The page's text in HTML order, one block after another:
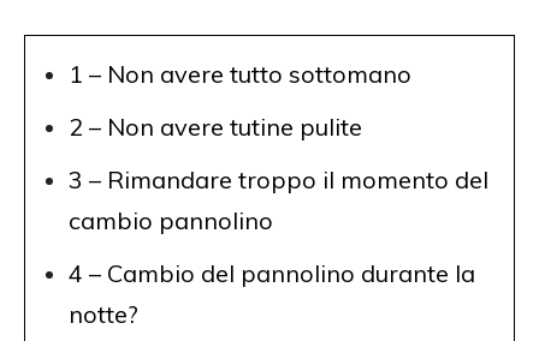
1 – Non avere tutto sottomano
2 – Non avere tutine pulite
3 – Rimandare troppo il momento del
cambio pannolino
4 – Cambio del pannolino durante la
notte?